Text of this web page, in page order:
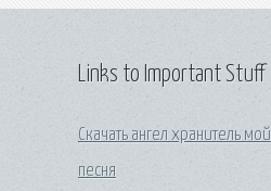
Links to Important Stuff
Скачать ангел хранитель мой
песня